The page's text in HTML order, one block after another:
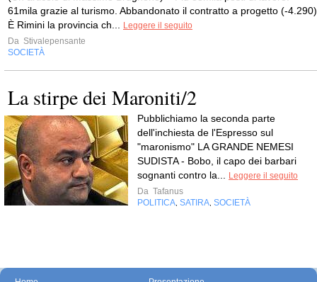
61mila grazie al turismo. Abbandonato il contratto a progetto (-
È Rimini la provincia ch...
Leggere il seguito
Da Stivalepensante
SOCIETÀ
La stirpe dei Maroniti/2
Pubblichiamo la seconda parte
dell'inchiesta de l'Espresso sul
"maronismo" LA GRANDE NEMESI
SUDISTA - Bobo, il capo dei barbari
sognanti contro la...
Leggere il seguito
Da Tafanus
POLITICA SATIRA SOCIETÀ